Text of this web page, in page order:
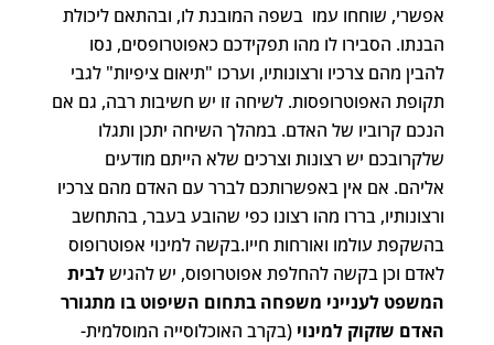
אפשרי, שוחחו עמו בשפה המובנת לו, ובהתאם ליכולת
הבנתו. הסבירו לו מהו תפקידכם כאפוטרופסים, נסו
להבין מהם צרכיו ורצונותיו, וערכו "תיאום ציפיות" לגבי
תקופת האפוטרופסות. לשיחה זו יש חשיבות רבה, גם אם
הנכם קרוביו של האדם. במהלך השיחה יתכן ותגלו
שלקרובכם יש רצונות וצרכים שלא הייתם מודעים
אליהם. אם אין באפשרותכם לברר עם האדם מהם צרכיו
ורצונותיו, בררו מהו רצונו כפי שהובע בעבר, בהתחשב
בהשקפת עולמו ואורחות חייו.בקשה למינוי אפוטרופוס
לאדם וכן בקשה להחלפת אפוטרופוס, יש להגישלבית
המשפט לענייני משפחה בתחום השיפוט בו מתגורר
האדם שזקוק למינוי (בקרב האוכלוסייה המוסלמית-